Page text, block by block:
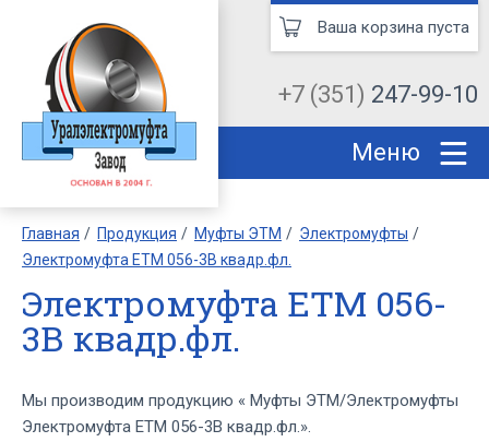
+7 (351) 247-99-10
Ваша корзина пуста
Меню
Главная Продукция Муфты ЭТМ
Электромуфты
Электромуфта ЕТМ 056-3В квадр.фл.
Электромуфта ЕТМ 056-
3В квадр.фл.
Мы производим продукцию « Муфты ЭТМ/Электромуфты
Электромуфта ЕТМ 056-3В квадр.фл.».